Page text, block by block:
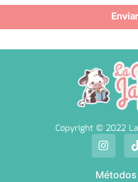
Copyright © 2022 La